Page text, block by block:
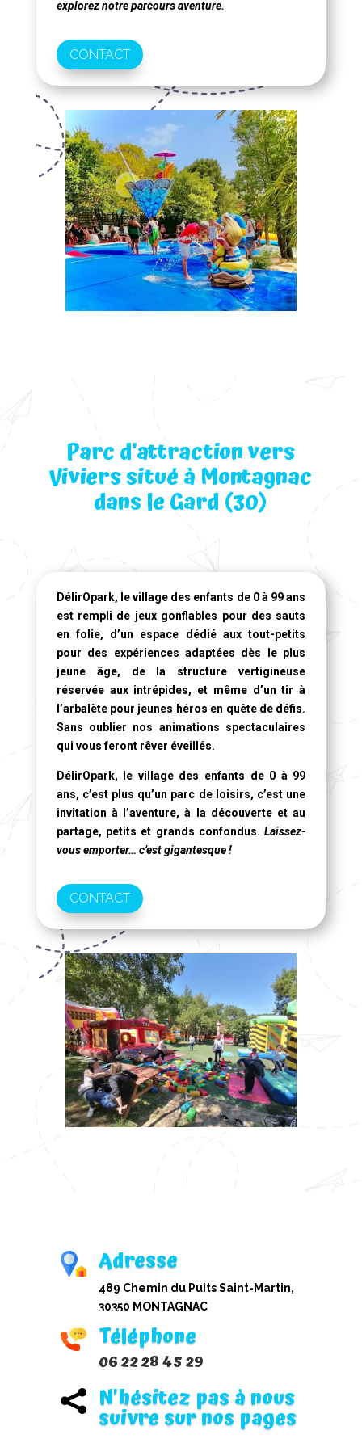
explorez notre parcours aventure.
CONTACT
Parc d’attraction vers
Viviers situé à Montagnac
dans le Gard (30)
DélirOpark, le village des enfants de 0 à 99 ans
est rempli de jeux gonflables pour des sauts
en folie, d’un espace dédié aux tout-petits
pour des expériences adaptées dès le plus
jeune âge, de la structure vertigineuse
réservée aux intrépides, et même d’un tir à
l’arbalète pour jeunes héros en quête de défis.
Sans oublier nos animations spectaculaires
qui vous feront rêver éveillés.
DélirOpark, le village des enfants de 0 à 99
ans, c’est plus qu’un parc de loisirs, c’est une
invitation à l’aventure, à la découverte et au
partage, petits et grands confondus.Laissez-
vous emporter… c’est gigantesque !
CONTACT
Adresse
489 Chemin du Puits Saint-Martin,
30350 MONTAGNAC
Téléphone
06 22 28 45 29
 N'hésitez pas à nous
suivre sur nos pages